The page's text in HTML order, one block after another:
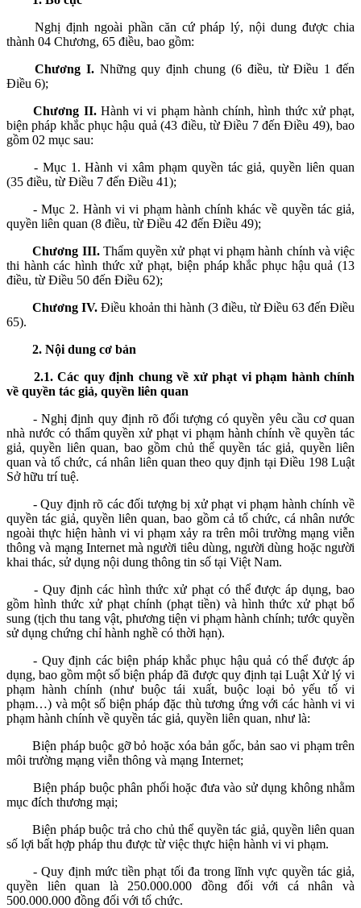
Nghị định ngoài phần căn cứ pháp lý, nội dung được chia
thành 04 Chương, 65 điều, bao gồm:
Chương I.Những quy định chung (6 điều, từ Điều 1 đến
Điều 6);
Chương II.Hành vi vi phạm hành chính, hình thức xử phạt,
biện pháp khắc phục hậu quả (43 điều, từ Điều 7 đến Điều 49), bao
gồm 02 mục sau:
- Mục 1. Hành vi xâm phạm quyền tác giả, quyền liên quan
(35 điều, từ Điều 7 đến Điều 41);
- Mục 2. Hành vi vi phạm hành chính khác về quyền tác giả,
quyền liên quan (8 điều, từ Điều 42 đến Điều 49);
Chương III. Thẩm quyền xử phạt vi phạm hành chính và việc
thi hành các hình thức xử phạt, biện pháp khắc phục hậu quả (13
điều, từ Điều 50 đến Điều 62);
Chương IV. Điều khoản thi hành (3 điều, từ Điều 63 đến Điều
65).
2. Nội dung cơ bản
2.1. Các quy định chung về xử phạt vi phạm hành chính
về quyền tác giả, quyền liên quan
- Nghị định quy định rõ đối tượng có quyền yêu cầu cơ quan
nhà nước có thẩm quyền xử phạt vi phạm hành chính về quyền tác
giả, quyền liên quan, bao gồm chủ thể quyền tác giả, quyền liên
quan và tổ chức, cá nhân liên quan theo quy định tại Điều 198 Luật
Sở hữu trí tuệ.
- Quy định rõ các đối tượng bị xử phạt vi phạm hành chính về
quyền tác giả, quyền liên quan, bao gồm cả tổ chức, cá nhân nước
ngoài thực hiện hành vi vi phạm xảy ra trên môi trường mạng viễn
thông và mạng Internet mà người tiêu dùng, người dùng hoặc người
khai thác, sử dụng nội dung thông tin số tại Việt Nam.
- Quy định các hình thức xử phạt có thể được áp dụng, bao
gồm hình thức xử phạt chính (phạt tiền) và hình thức xử phạt bổ
sung (tịch thu tang vật, phương tiện vi phạm hành chính; tước quyền
sử dụng chứng chỉ hành nghề có thời hạn).
- Quy định các biện pháp khắc phục hậu quả có thể được áp
dụng, bao gồm một số biện pháp đã được quy định tại Luật Xử lý vi
phạm hành chính (như buộc tái xuất, buộc loại bỏ yếu tố vi
phạm…) và một số biện pháp đặc thù tương ứng với các hành vi vi
phạm hành chính về quyền tác giả, quyền liên quan, như là:
Biện pháp buộc gỡ bỏ hoặc xóa bản gốc, bản sao vi phạm trên
môi trường mạng viễn thông và mạng Internet;
Biện pháp buộc phân phối hoặc đưa vào sử dụng không nhằm
mục đích thương mại;
Biện pháp buộc trả cho chủ thể quyền tác giả, quyền liên quan
số lợi bất hợp pháp thu được từ việc thực hiện hành vi vi phạm.
- Quy định mức tiền phạt tối đa trong lĩnh vực quyền tác giả,
quyền liên quan là 250.000.000 đồng đối với cá nhân và
500.000.000 đồng đối với tổ chức.